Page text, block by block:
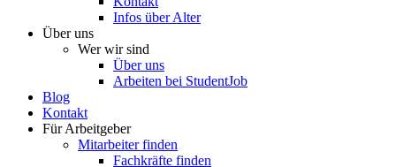
Infos über Alter
Über uns
Wer wir sind
Über uns
Arbeiten bei StudentJob
Blog
Kontakt
Für Arbeitgeber
Mitarbeiter finden
Fachkräfte finden